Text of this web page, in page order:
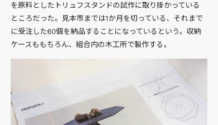
を原料としたトリュフスタンドの試作に取り掛かっている
ところだった。見本市までは1か月を切っている、それまで
に受注した60個を納品することになっているという。収納
ケースももちろん、組合内の木工所で製作する。